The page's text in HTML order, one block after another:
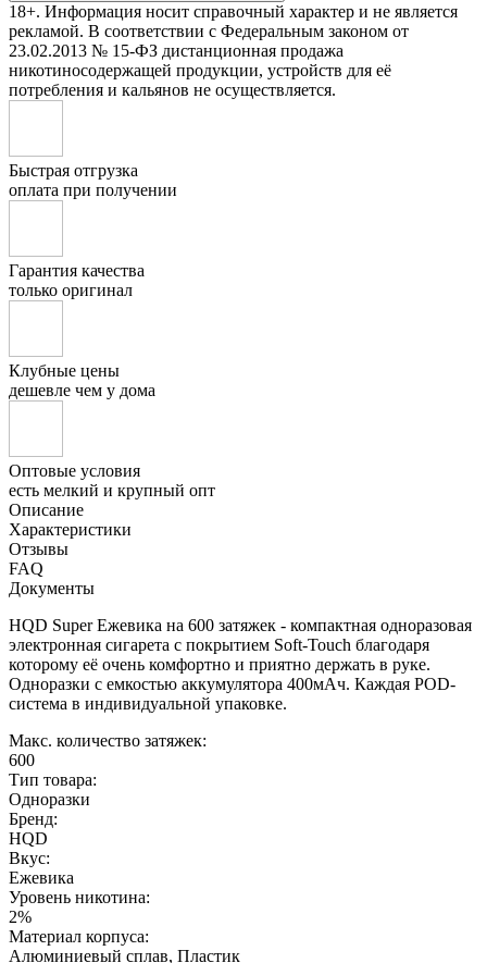
18+. Информация носит справочный характер и не является
рекламой. В соответствии с Федеральным законом от
23.02.2013 № 15-ФЗ дистанционная продажа
никотиносодержащей продукции, устройств для её
потребления и кальянов не осуществляется.
Быстрая отгрузка
оплата при получении
Гарантия качества
только оригинал
Клубные цены
дешевле чем у дома
Оптовые условия
есть мелкий и крупный опт
Описание
Характеристики
Отзывы
FAQ
Документы
HQD Super Ежевика на 600 затяжек - компактная одноразовая
электронная сигарета с покрытием Soft-Touch благодаря
которому её очень комфортно и приятно держать в руке.
Одноразки с емкостью аккумулятора 400мАч. Каждая POD-
система в индивидуальной упаковке.
Макс. количество затяжек:
600
Тип товара:
Одноразки
Бренд:
HQD
Вкус:
Ежевика
Уровень никотина:
2%
Материал корпуса:
Алюминиевый сплав, Пластик